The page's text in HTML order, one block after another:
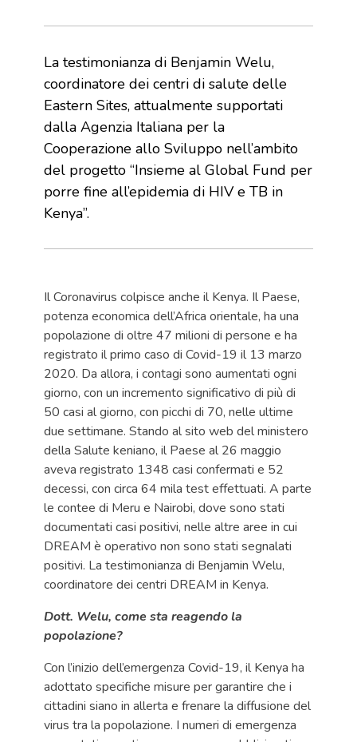
La testimonianza di Benjamin Welu,
coordinatore dei centri di salute delle
Eastern Sites, attualmente supportati
dalla Agenzia Italiana per la
Cooperazione allo Sviluppo nell’ambito
del progetto “Insieme al Global Fund per
porre fine all’epidemia di HIV e TB in
Kenya”.
Il Coronavirus colpisce anche il Kenya. Il Paese,
potenza economica dell’Africa orientale, ha una
popolazione di oltre 47 milioni di persone e ha
registrato il primo caso di Covid-19 il 13 marzo
2020. Da allora, i contagi sono aumentati ogni
giorno, con un incremento significativo di più di
50 casi al giorno, con picchi di 70, nelle ultime
due settimane. Stando al sito web del ministero
della Salute keniano, il Paese al 26 maggio
aveva registrato 1348 casi confermati e 52
decessi, con circa 64 mila test effettuati. A parte
le contee di Meru e Nairobi, dove sono stati
documentati casi positivi, nelle altre aree in cui
DREAM è operativo non sono stati segnalati
positivi. La testimonianza di Benjamin Welu,
coordinatore dei centri DREAM in Kenya.
Dott. Welu, come sta reagendo la
popolazione?
Con l’inizio dell’emergenza Covid-19, il Kenya ha
adottato specifiche misure per garantire che i
cittadini siano in allerta e frenare la diffusione del
virus tra la popolazione. I numeri di emergenza